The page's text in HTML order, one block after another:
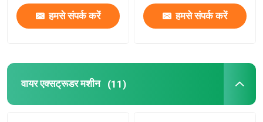
हमसे संपर्क करें
केबल एक्सट्रूडर मशीन
हमसे संपर्क करें हमसे संपर्क करें
वायर एक्सट्रूडर मशीन (11)